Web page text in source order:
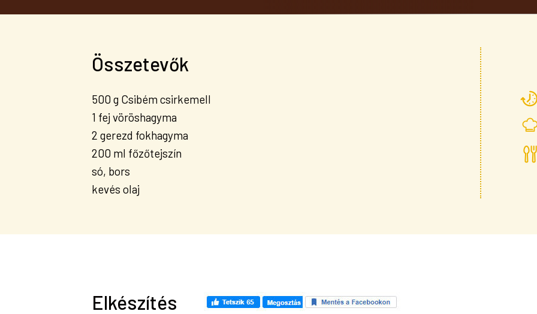
Összetevők
500 g Csibém csirkemell
1 fej vöröshagyma
2 gerezd fokhagyma
200 ml főzőtejszín
só, bors
kevés olaj
Elkészítés